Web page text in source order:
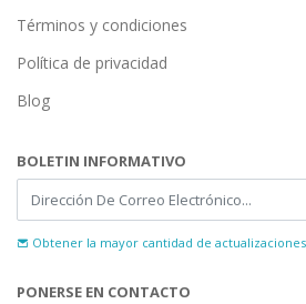
Términos y condiciones
Política de privacidad
Blog
BOLETIN INFORMATIVO
Obtener la mayor cantidad de
PONERSE EN CONTACTO